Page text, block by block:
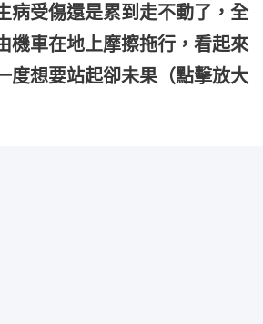
病受傷還是累到走不動了，全
機車在地上摩擦拖行，看起來
度想要站起卻未果（點擊放大